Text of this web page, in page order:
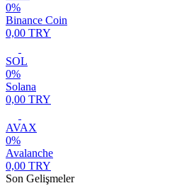
0%
Binance Coin
0,00 TRY
SOL
0%
Solana
0,00 TRY
AVAX
0%
Avalanche
0,00 TRY
Son Gelişmeler